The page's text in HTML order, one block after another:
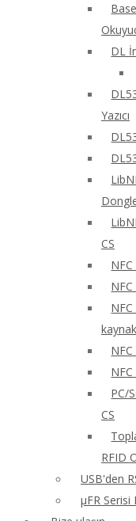
DL
Yazıcı
CS
NFC
NFC
PC/
CS
RFID
USB'den
μFR Serisi